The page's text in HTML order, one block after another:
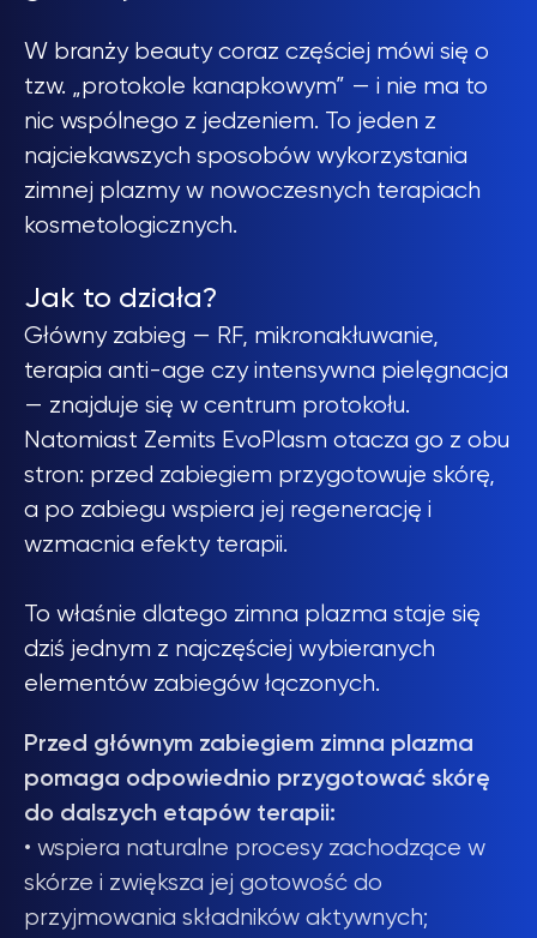
W branży beauty coraz częściej mówi się o
tzw. „protokole kanapkowym” — i nie ma to
nic wspólnego z jedzeniem. To jeden z
najciekawszych sposobów wykorzystania
zimnej plazmy w nowoczesnych terapiach
kosmetologicznych.
Jak to działa?
Główny zabieg — RF, mikronakłuwanie,
terapia anti-age czy intensywna pielęgnacja
— znajduje się w centrum protokołu.
Natomiast Zemits EvoPlasm otacza go z obu
stron: przed zabiegiem przygotowuje skórę,
a po zabiegu wspiera jej regenerację i
wzmacnia efekty terapii.
To właśnie dlatego zimna plazma staje się
dziś jednym z najczęściej wybieranych
elementów zabiegów łączonych.
Przed głównym zabiegiem zimna plazma
pomaga odpowiednio przygotować skórę
do dalszych etapów terapii:
• wspiera naturalne procesy zachodzące w
skórze i zwiększa jej gotowość do
przyjmowania składników aktywnych;